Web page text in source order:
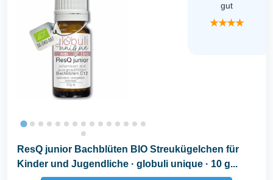
gut
★★★★
ResQ junior Bachblüten BIO Streukügelchen für
Kinder und Jugendliche · globuli unique · 10 g...